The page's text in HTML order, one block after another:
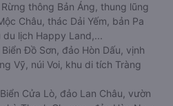
Rừng thông Bản Áng, thung lũng
Châu, thác Dải Yếm, bản Pa
lịch Happy Land,...
Biển Đồ Sơn, đảo Hòn Dấu, vịnh
Vỹ, núi Voi, khu di tích Tràng
Biển Cửa Lò, đảo Lan Châu, vườn